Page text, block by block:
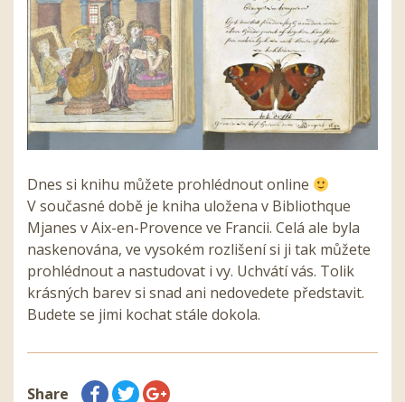
Dnes si knihu můžete prohlédnout online
V současné době je kniha uložena v Bibliothque
Mjanes v Aix-en-Provence ve Francii. Celá ale byla
naskenována, ve vysokém rozlišení si ji tak můžete
prohlédnout a nastudovat i vy. Uchvátí vás. Tolik
krásných barev si snad ani nedovedete představit.
Budete se jimi kochat stále dokola.
Share